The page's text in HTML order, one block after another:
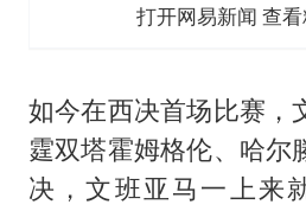
打开网易新闻 查
如今在西决首场比赛，
霆双塔霍姆格伦、哈尔
决，文班亚马一上来